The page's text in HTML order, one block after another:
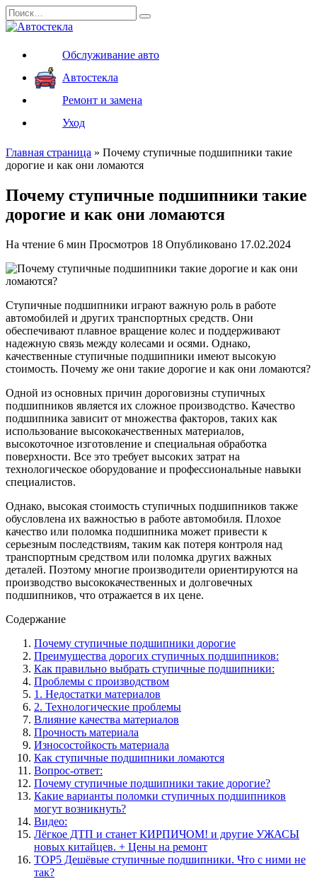
Перейти
к
Search
for:
Обслуживание авто
Автостекла
Ремонт и замена
Уход
Главная страница » Почему ступичные подшипники такие
дорогие и как они ломаются
Почему ступичные подшипники такие
дорогие и как они ломаются
На чтение 6 мин Просмотров 18 Опубликовано 17.02.2024
Ступичные подшипники играют важную роль в работе
автомобилей и других транспортных средств. Они
обеспечивают плавное вращение колес и поддерживают
надежную связь между колесами и осями. Однако,
качественные ступичные подшипники имеют высокую
стоимость. Почему же они такие дорогие и как они ломаются?
Одной из основных причин дороговизны ступичных
подшипников является их сложное производство. Качество
подшипника зависит от множества факторов, таких как
использование высококачественных материалов,
высокоточное изготовление и специальная обработка
поверхности. Все это требует высоких затрат на
технологическое оборудование и профессиональные навыки
специалистов.
Однако, высокая стоимость ступичных подшипников также
обусловлена их важностью в работе автомобиля. Плохое
качество или поломка подшипника может привести к
серьезным последствиям, таким как потеря контроля над
транспортным средством или поломка других важных
деталей. Поэтому многие производители ориентируются на
производство высококачественных и долговечных
подшипников, что отражается в их цене.
Содержание
Почему ступичные подшипники дорогие
Преимущества дорогих ступичных подшипников:
Как правильно выбрать ступичные подшипники:
Проблемы с производством
1. Недостатки материалов
2. Технологические проблемы
Влияние качества материалов
Прочность материала
Износостойкость материала
Как ступичные подшипники ломаются
Вопрос-ответ:
Почему ступичные подшипники такие дорогие?
Какие варианты поломки ступичных подшипников
могут возникнуть?
Видео:
Лёгкое ДТП и станет КИРПИЧОМ! и другие УЖАСЫ
новых китайцев. + Цены на ремонт
TOP5 Дешёвые ступичные подшипники. Что с ними не
так?